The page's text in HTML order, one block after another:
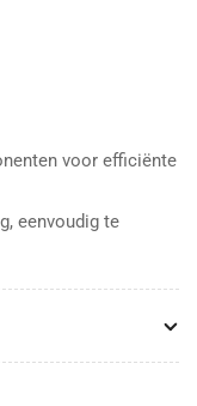
voor efficiënte
eenvoudig te